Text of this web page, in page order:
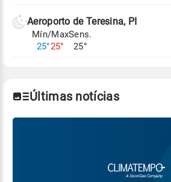
Aeroporto de Teresina, PI
Mín/Max
25°25°
Sens.
25°
Últimas notícias